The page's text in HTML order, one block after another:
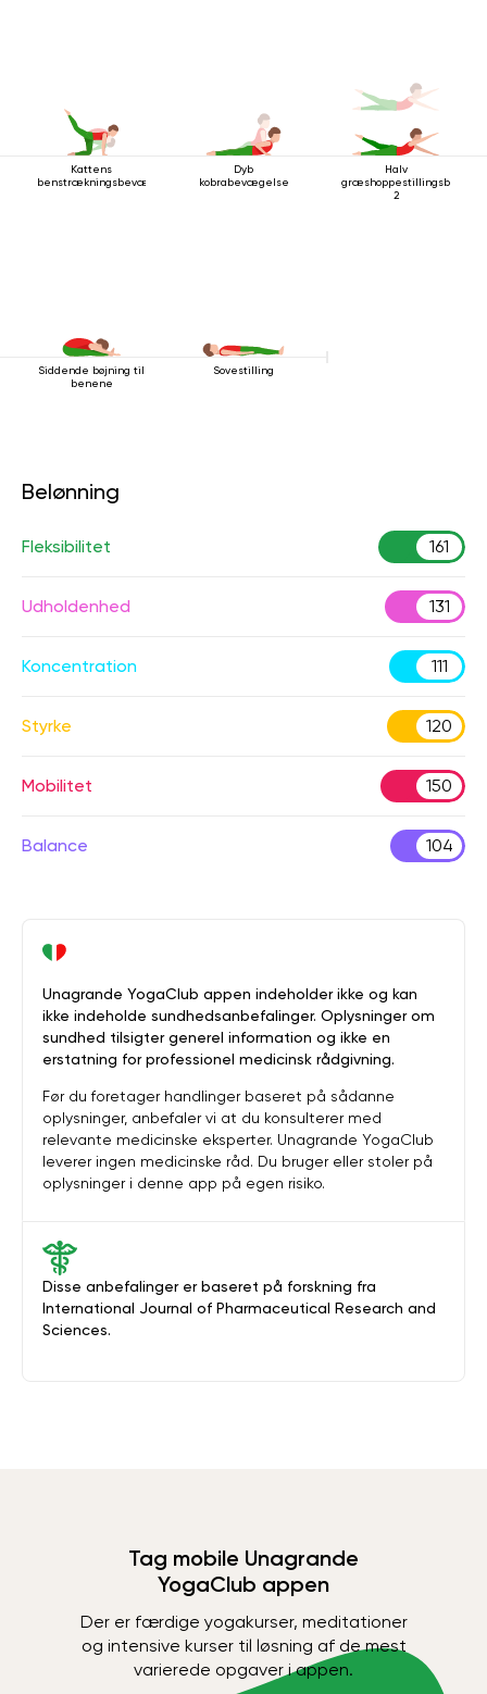
Kattens
benstrækningsbevægelse
Dyb
kobrabevægelse
Halv
2
Siddende bøjning til
benene
Sovestilling
Belønning
Fleksibilitet 161
Udholdenhed 131
Koncentration 111
Styrke 120
Mobilitet 150
Balance 104
Disse anbefalinger er baseret på forskning fra
International Journal of Pharmaceutical Research and
Sciences.
Unagrande YogaClub appen indeholder ikke og kan
ikke indeholde sundhedsanbefalinger. Oplysninger om
sundhed tilsigter generel information og ikke en
erstatning for professionel medicinsk rådgivning.
Før du foretager handlinger baseret på sådanne
oplysninger, anbefaler vi at du konsulterer med
relevante medicinske eksperter. Unagrande YogaClub
leverer ingen medicinske råd. Du bruger eller stoler på
oplysninger i denne app på egen risiko.
Tag mobile Unagrande
YogaClub appen
Der er færdige yogakurser, meditationer
og intensive kurser til løsning af de mest
varierede opgaver i appen.